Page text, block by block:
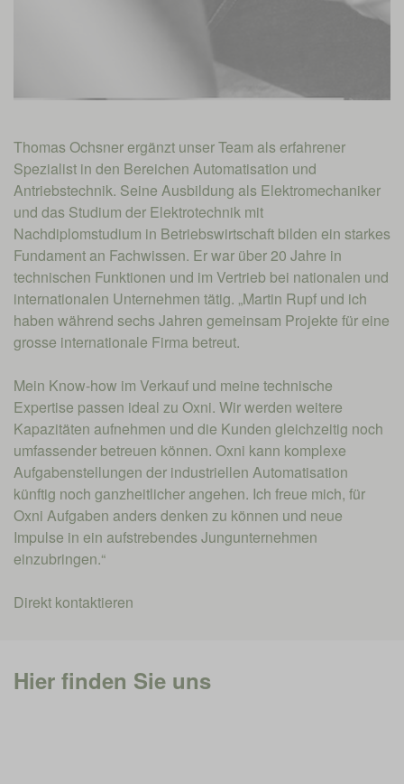
Thomas Ochsner ergänzt unser Team als erfahrener
Spezialist in den Bereichen Automatisation und
Antriebstechnik. Seine Ausbildung als Elektromechaniker
und das Studium der Elektrotechnik mit
Nachdiplomstudium in Betriebswirtschaft bilden ein starkes
Fundament an Fachwissen. Er war über 20 Jahre in
technischen Funktionen und im Vertrieb bei nationalen und
internationalen Unternehmen tätig. „Martin Rupf und ich
haben während sechs Jahren gemeinsam Projekte für eine
grosse internationale Firma betreut.
Mein Know-how im Verkauf und meine technische
Expertise passen ideal zu Oxni. Wir werden weitere
Kapazitäten aufnehmen und die Kunden gleichzeitig noch
umfassender betreuen können. Oxni kann komplexe
Aufgabenstellungen der industriellen Automatisation
künftig noch ganzheitlicher angehen. Ich freue mich, für
Oxni Aufgaben anders denken zu können und neue
Impulse in ein aufstrebendes Jungunternehmen
einzubringen.“
Direkt kontaktieren
Hier finden Sie uns